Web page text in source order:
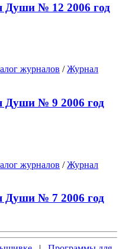
№ 12 2006 год
журналов /Журнал
№ 9 2006 год
журналов /Журнал
№ 7 2006 год